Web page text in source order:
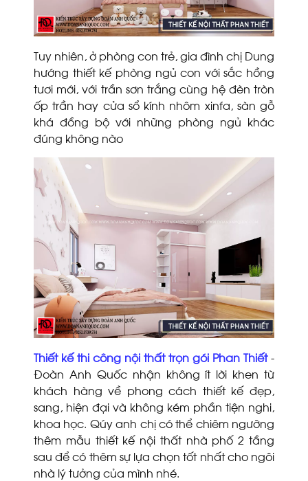
Tuy nhiên, ở phòng con trẻ, gia đình chị Dung
hướng thiết kế phòng ngủ con với sắc hồng
tươi mới, với trần sơn trắng cùng hệ đèn tròn
ốp trần hay cửa sổ kính nhôm xinfa, sàn gỗ
khá đồng bộ với những phòng ngủ khác
đúng không nào
Thiết kế thi công nội thất trọn gói Phan Thiết-
Đoàn Anh Quốc nhận không ít lời khen từ
khách hàng về phong cách thiết kế đẹp,
sang, hiện đại và không kém phần tiện nghi,
khoa học. Qúy anh chị có thể chiêm ngưỡng
thêm mẫu thiết kế nội thất nhà phố 2 tầng
sau để có thêm sự lựa chọn tốt nhất cho ngôi
nhà lý tưởng của mình nhé.